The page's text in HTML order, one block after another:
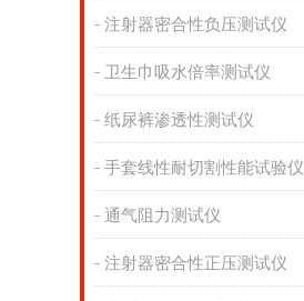
注射器密合性负压测试仪
卫生巾吸水倍率测试仪
纸尿裤渗透性测试仪
手套线性耐切割性能试验仪
通气阻力测试仪
注射器密合性正压测试仪